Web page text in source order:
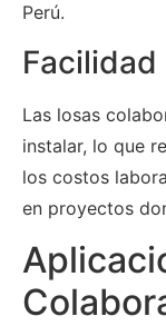
Perú.
Las losas
instalar, lo que
los costos
en proyectos